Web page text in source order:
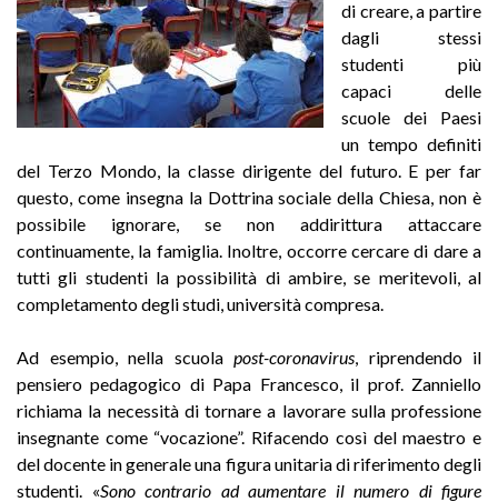
di creare, a partire
dagli stessi
studenti più
capaci delle
scuole dei Paesi
un tempo definiti
del Terzo Mondo, la classe dirigente del futuro. E per far
questo, come insegna la Dottrina sociale della Chiesa, non è
possibile ignorare, se non addirittura attaccare
continuamente, la famiglia. Inoltre, occorre cercare di dare a
tutti gli studenti la possibilità di ambire, se meritevoli, al
completamento degli studi, università compresa.
Ad esempio, nella scuola post-coronavirus , riprendendo il
pensiero pedagogico di Papa Francesco, il prof. Zanniello
richiama la necessità di tornare a lavorare sulla professione
insegnante come “vocazione”. Rifacendo così del maestro e
del docente in generale una figura unitaria di riferimento degli
studenti. «Sono contrario ad aumentare il numero di figure